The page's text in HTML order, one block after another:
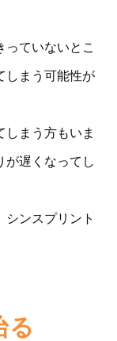
ていないとこ
しまう可能性が
まう方もいま
が遅くなってし
シンスプリント
る